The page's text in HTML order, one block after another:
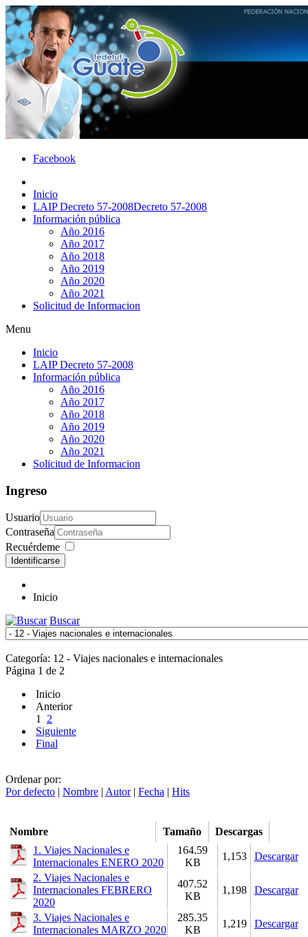
Facebook
Inicio
LAIP Decreto 57-2008Decreto 57-2008
Información pública
Año 2016
Año 2017
Año 2018
Año 2019
Año 2020
Año 2021
Solicitud de Informacion
Menu
Inicio
LAIP Decreto 57-2008
Información pública
Año 2016
Año 2017
Año 2018
Año 2019
Año 2020
Año 2021
Solicitud de Informacion
Ingreso
Usuario
Contraseña
Recuérdeme
Identificarse
Inicio
Buscar
Categoría: 12 - Viajes nacionales e internacionales
Página 1 de 2
Inicio
Anterior
1 2
Siguiente
Final
Ordenar por:
Por defecto | Nombre | Autor| Fecha | Hits
Nombre Tamaño
Descargas
1. Viajes Nacionales e
Internacionales ENERO 2020
164.59
KB
1,153
Descargar
2. Viajes Nacionales e
Internacionales FEBRERO
2020
407.52
KB
1,198 Descargar
3. Viajes Nacionales e
Internacionales MARZO 2020
285.35
KB
1,219
Descargar